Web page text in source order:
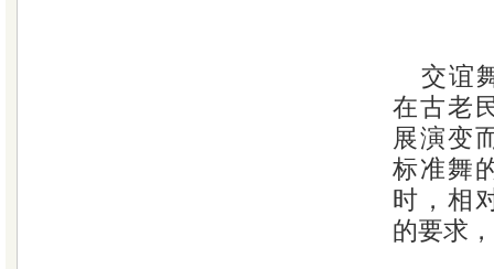
交谊
在古老
展演变
标准舞
时，相
的要求